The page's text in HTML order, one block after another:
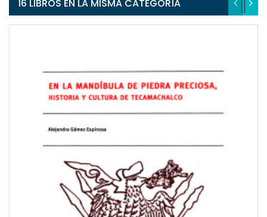
16 LIBROS EN LA MISMA CATEGORÍA
WISHLIST